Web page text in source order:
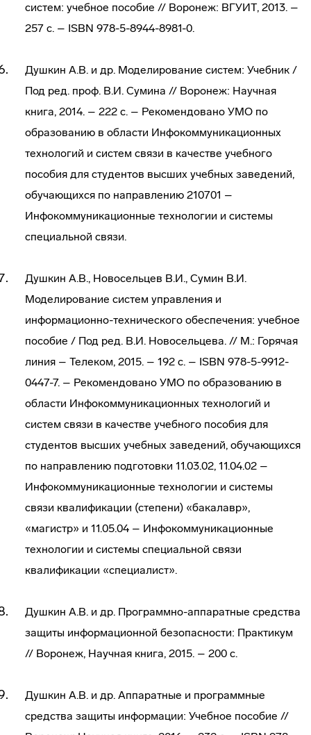
систем: учебное пособие // Воронеж: ВГУИТ, 2013. –
257 с. – ISBN 978-5-8944-8981-0.
Душкин А.В. и др. Моделирование систем: Учебник /
Под ред. проф. В.И. Сумина // Воронеж: Научная
книга, 2014. – 222 с. – Рекомендовано УМО по
образованию в области Инфокоммуникационных
технологий и систем связи в качестве учебного
пособия для студентов высших учебных заведений,
обучающихся по направлению 210701 –
Инфокоммуникационные технологии и системы
специальной связи.
Душкин А.В., Новосельцев В.И., Сумин В.И.
Моделирование систем управления и
информационно-технического обеспечения: учебное
пособие / Под ред. В.И. Новосельцева. // М.: Горячая
линия – Телеком, 2015. – 192 с. – ISBN 978-5-9912-
0447-7. – Рекомендовано УМО по образованию в
области Инфокоммуникационных технологий и
систем связи в качестве учебного пособия для
студентов высших учебных заведений, обучающихся
по направлению подготовки 11.03.02, 11.04.02 –
Инфокоммуникационные технологии и системы
связи квалификации (степени) «бакалавр»,
«магистр» и 11.05.04 – Инфокоммуникационные
технологии и системы специальной связи
квалификации «специалист».
Душкин А.В. и др. Программно-аппаратные средства
защиты информационной безопасности: Практикум
// Воронеж, Научная книга, 2015. – 200 с.
Душкин А.В. и др. Аппаратные и программные
средства защиты информации: Учебное пособие //